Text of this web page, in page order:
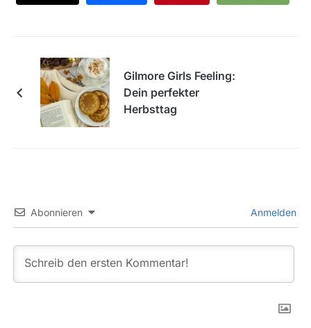
Gilmore Girls Feeling:
Dein perfekter
Herbsttag
Abonnieren Anmelden